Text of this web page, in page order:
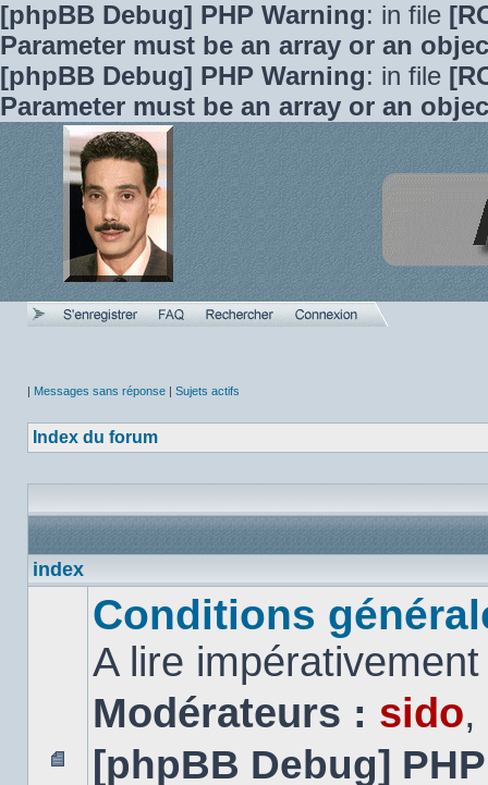
[phpBB Debug] PHP Warning: in file
Parameter must be an array or an
[phpBB Debug] PHP Warning: in file
Parameter must be an array or an
| Messages sans réponse | Sujets actifs
Index du forum
index
Conditions
A lire
Modérateurs : sido,
[phpBB Debug]